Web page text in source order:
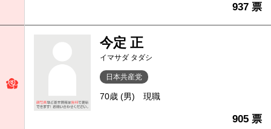
937 票
今定 正
イマサダ タダシ
日本共産党
70歳 (男) 現職
905 票